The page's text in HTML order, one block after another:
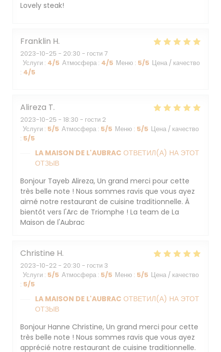
Lovely steak!
Franklin H
2023-10-25 - 20:30 - гости 7
Услуги : 4/5 Атмосфера : 4/5 Меню : 5/5 Цена / качество
: 4/5
Alireza T
2023-10-25 - 18:30 - гости 2
Услуги : 5/5 Атмосфера : 5/5 Меню : 5/5 Цена / качество
: 5/5
LA MAISON DE L'AUBRAC ОТВЕТИЛ(А) НА ЭТОТ
ОТЗЫВ
Bonjour Tayeb Alireza, Un grand merci pour cette
très belle note ! Nous sommes ravis que vous ayez
aimé notre restaurant de cuisine traditionnelle. À
bientôt vers l'Arc de Triomphe ! La team de La
Maison de l'Aubrac
Christine H
2023-10-22 - 20:30 - гости 3
Услуги : 5/5 Атмосфера : 5/5 Меню : 5/5 Цена / качество
: 5/5
LA MAISON DE L'AUBRAC ОТВЕТИЛ(А) НА ЭТОТ
ОТЗЫВ
Bonjour Hanne Christine, Un grand merci pour cette
très belle note ! Nous sommes ravis que vous ayez
apprécié notre restaurant de cuisine traditionnelle.